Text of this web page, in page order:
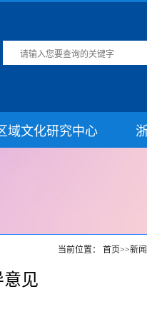
域文化研究中心
当前位置： 首页>>新
见